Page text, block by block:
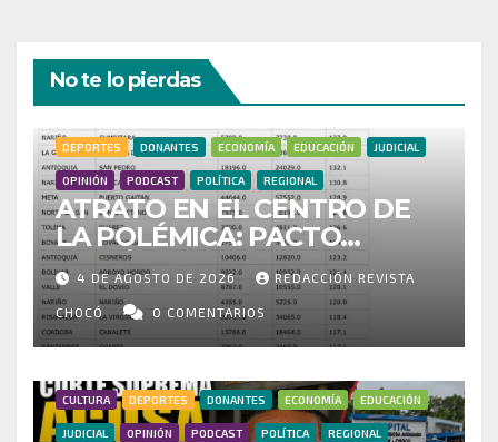
No te lo pierdas
DEPORTES DONANTES ECONOMÍA EDUCACIÓN JUDICIAL
OPINIÓN PODCAST POLÍTICA REGIONAL
ATRATO EN EL CENTRO DE
LA POLÉMICA: PACTO
HISTÓRICO CUESTIONA
CENSO ELECTORAL Y PIDE
INVESTIGAR PRESUNTO
FRAUDE
4 DE AGOSTO DE 2026 REDACCIÓN REVISTA
CHOCÓ 0 COMENTARIOS
CULTURA DEPORTES DONANTES ECONOMÍA EDUCACIÓN
JUDICIAL OPINIÓN PODCAST POLÍTICA REGIONAL